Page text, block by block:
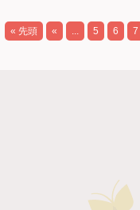
« 先頭 « ... 5 6 7